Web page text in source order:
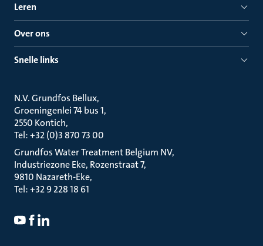
Leren
Over ons
Snelle links
N.V. Grundfos Bellux
Groeningenlei 74 bus 1
2550 Kontich
Tel: +32 (0)3 870 73 00
Grundfos Water Treatment Belgium NV
Industriezone Eke, Rozenstraat 7
9810 Nazareth-Eke
Tel: +32 9 228 18 61